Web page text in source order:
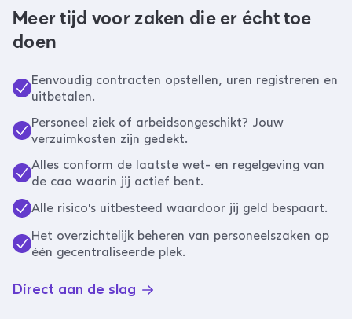
Meer tijd voor zaken die er écht toe
doen
Eenvoudig contracten opstellen, uren registreren en
uitbetalen.
Personeel ziek of arbeidsongeschikt? Jouw
verzuimkosten zijn gedekt.
Alles conform de laatste wet- en regelgeving van
de cao waarin jij actief bent.
Alle risico's uitbesteed waardoor jij geld bespaart.
Het overzichtelijk beheren van personeelszaken op
één gecentraliseerde plek.
Direct aan de slag